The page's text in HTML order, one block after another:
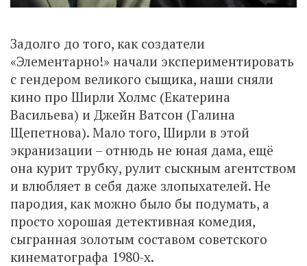
Задолго до того, как создатели
«Элементарно!» начали экспериментировать
с гендером великого сыщика, наши сняли
кино про Ширли Холмс (Екатерина
Васильева) и Джейн Ватсон (Галина
Щепетнова). Мало того, Ширли в этой
экранизации – отнюдь не юная дама, ещё
она курит трубку, рулит сыскным агентством
и влюбляет в себя даже злопыхателей. Не
пародия, как можно было бы подумать, а
просто хорошая детективная комедия,
сыгранная золотым составом советского
кинематографа 1980-х.